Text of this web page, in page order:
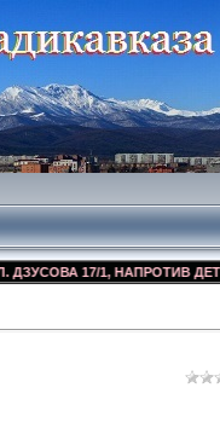
17/1, НАПРОТИВ